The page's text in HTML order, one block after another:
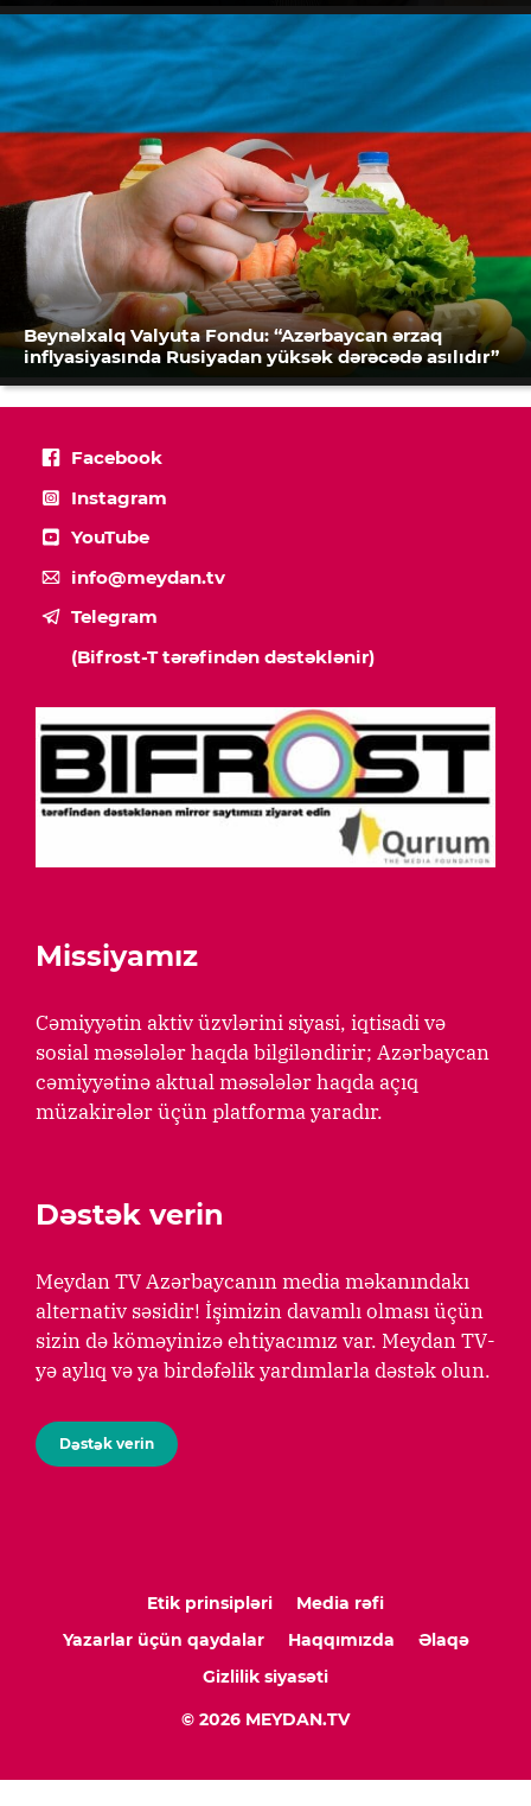
Beynəlxalq Valyuta Fondu: “Azərbaycan ərzaq
inflyasiyasında Rusiyadan yüksək dərəcədə asılıdır”
Facebook
Instagram
YouTube
info@meydan.tv
Telegram
(Bifrost-T tərəfindən dəstəklənir)
Missiyamız
Cəmiyyətin aktiv üzvlərini siyasi, iqtisadi və
sosial məsələlər haqda bilgiləndirir; Azərbaycan
cəmiyyətinə aktual məsələlər haqda açıq
müzakirələr üçün platforma yaradır.
Dəstək verin
Meydan TV Azərbaycanın media məkanındakı
alternativ səsidir! İşimizin davamlı olması üçün
sizin də köməyinizə ehtiyacımız var. Meydan TV-
yə aylıq və ya birdəfəlik yardımlarla dəstək olun.
Dəstək verin
Etik prinsipləri
Media rəfi
Yazarlar üçün qaydalar
Haqqımızda
Əlaqə
Gizlilik siyasəti
© 2026 MEYDAN.TV